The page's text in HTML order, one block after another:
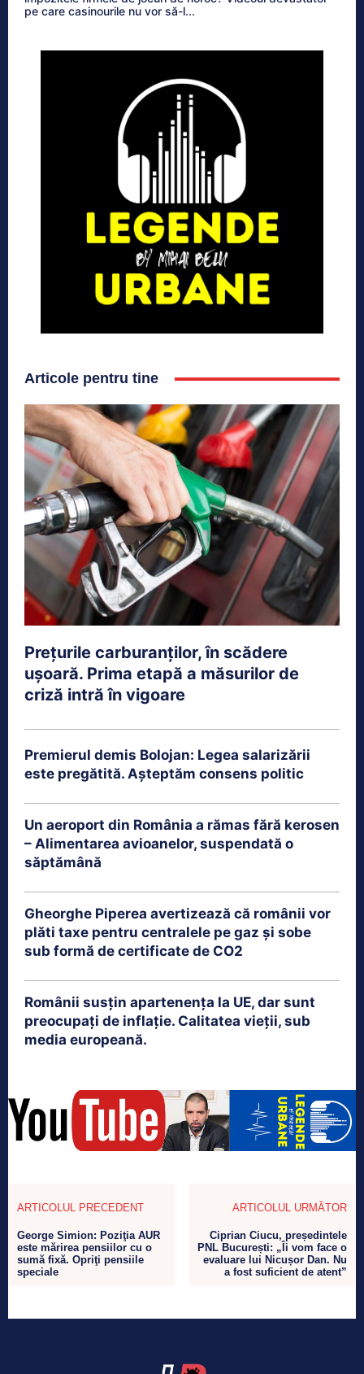
pe care casinourile nu vor să-l...
Articole pentru tine
Prețurile carburanților, în scădere
ușoară. Prima etapă a măsurilor de
criză intră în vigoare
Premierul demis Bolojan: Legea salarizării
este pregătită. Așteptăm consens politic
Un aeroport din România a rămas fără kerosen
– Alimentarea avioanelor, suspendată o
săptămână
Gheorghe Piperea avertizează că românii vor
plăti taxe pentru centralele pe gaz și sobe
sub formă de certificate de CO2
Românii susțin apartenența la UE, dar sunt
preocupați de inflație. Calitatea vieții, sub
media europeană.
ARTICOLUL PRECEDENT
George Simion: Poziţia AUR
este mărirea pensiilor cu o
sumă fixă. Opriţi pensiile
speciale
ARTICOLUL URMĂTOR
Ciprian Ciucu, președintele
PNL București: „Îi vom face o
evaluare lui Nicușor Dan. Nu
a fost suficient de atent”